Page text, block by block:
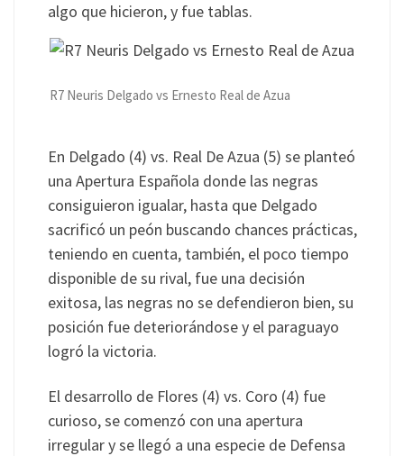
algo que hicieron, y fue tablas.
R7 Neuris Delgado vs Ernesto Real de Azua
En Delgado (4) vs. Real De Azua (5) se planteó
una Apertura Española donde las negras
consiguieron igualar, hasta que Delgado
sacrificó un peón buscando chances prácticas,
teniendo en cuenta, también, el poco tiempo
disponible de su rival, fue una decisión
exitosa, las negras no se defendieron bien, su
posición fue deteriorándose y el paraguayo
logró la victoria.
El desarrollo de Flores (4) vs. Coro (4) fue
curioso, se comenzó con una apertura
irregular y se llegó a una especie de Defensa